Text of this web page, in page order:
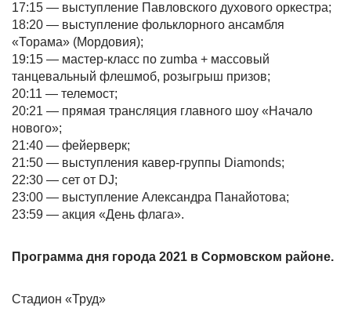
17:15 — выступление Павловского духового оркестра;
18:20 — выступление фольклорного ансамбля
«Торама» (Мордовия);
19:15 — мастер-класс по zumba + массовый
танцевальный флешмоб, розыгрыш призов;
20:11 — телемост;
20:21 — прямая трансляция главного шоу «Начало
нового»;
21:40 — фейерверк;
21:50 — выступления кавер-группы Diamonds;
22:30 — сет от DJ;
23:00 — выступление Александра Панайотова;
23:59 — акция «День флага».
Программа дня города 2021 в Сормовском районе.
Стадион «Труд»